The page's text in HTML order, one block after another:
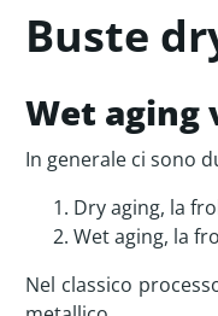
Glatte
Vakuumbeutel
90 my
145 my
170 my
200 my
Bedruckte
Vakuumbeutel
Erste
-15% auf alles!
Buste
Wet aging
In generale ci sono
Dry aging, la
Wet aging, la
Nel classico